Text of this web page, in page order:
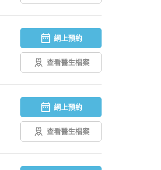
網上預約
查看醫生檔案
網上預約
查看醫生檔案